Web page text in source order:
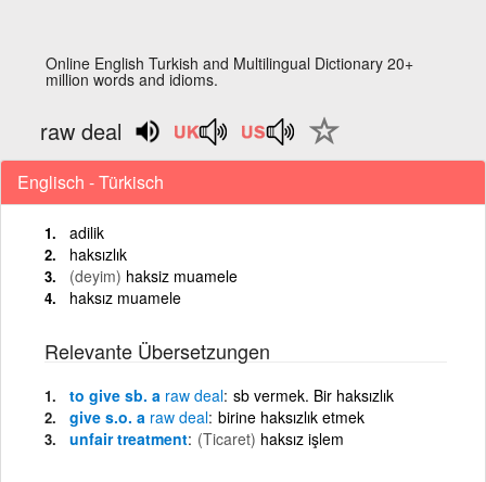
Online English Turkish and Multilingual Dictionary 20+
million words and idioms.
raw deal
Englisch - Türkisch
adilik
haksızlık
(deyim) haksiz muamele
haksız muamele
Relevante Übersetzungen
to give sb. a raw deal sb vermek. Bir haksızlık
give s.o. a raw deal birine haksızlık etmek
unfair treatment (Ticaret) haksız işlem